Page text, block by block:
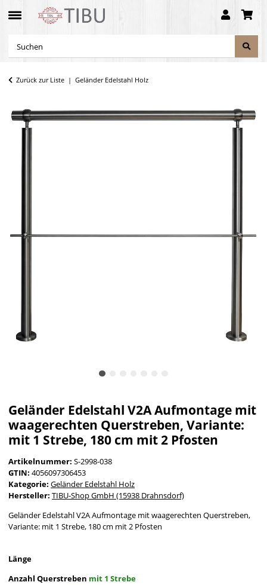
Zurück zur Liste Geländer Edelstahl Holz
Geländer Edelstahl V2A Aufmontage mit
waagerechten Querstreben, Variante:
mit 1 Strebe, 180 cm mit 2 Pfosten
Artikelnummer: S-2998-038
GTIN: 4056097306453
Kategorie: Geländer Edelstahl Holz
Hersteller: TIBU-Shop GmbH (15938 Drahnsdorf)
Geländer Edelstahl V2A Aufmontage mit waagerechten Querstreben,
Variante: mit 1 Strebe, 180 cm mit 2 Pfosten
Länge
Anzahl Querstreben mit 1 Strebe